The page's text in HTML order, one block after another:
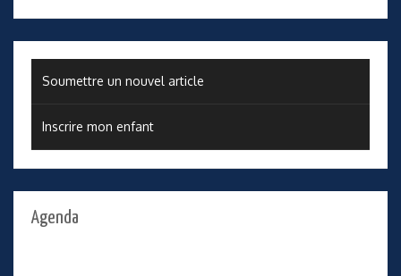
Soumettre un nouvel article
Inscrire mon enfant
Agenda